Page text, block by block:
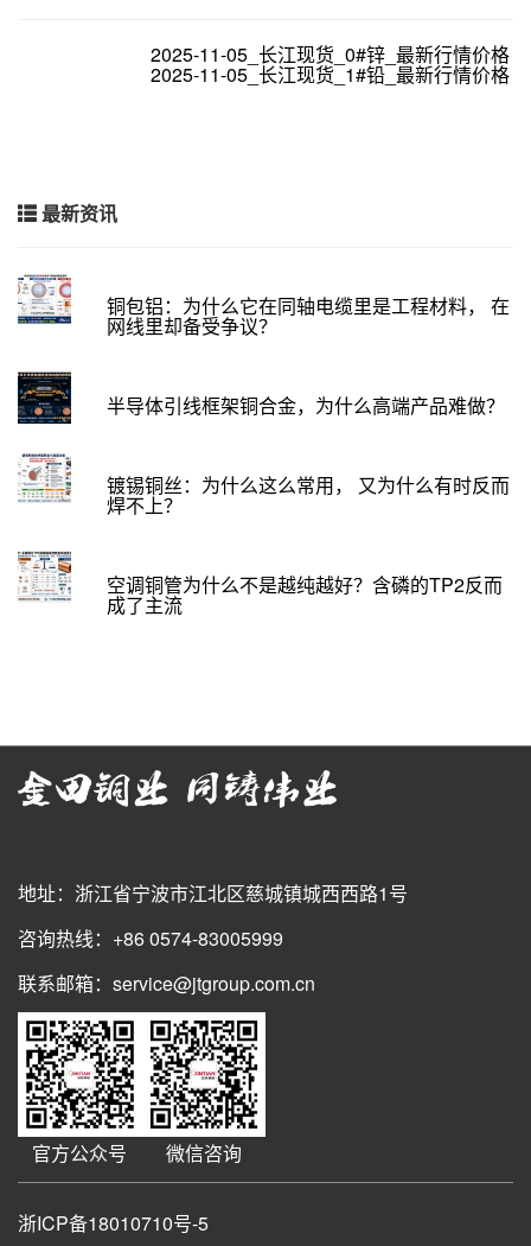
2025-11-05_长江现货_0#锌_最新行情价格
2025-11-05_长江现货_1#铅_最新行情价格
最新资讯
铜包铝：为什么它在同轴电缆里是工程材料， 在
网线里却备受争议？
半导体引线框架铜合金，为什么高端产品难做？
镀锡铜丝：为什么这么常用， 又为什么有时反而
焊不上？
空调铜管为什么不是越纯越好？含磷的TP2反而
成了主流
地址：浙江省宁波市江北区慈城镇城西西路1号
咨询热线：+86 0574-83005999
联系邮箱：service@jtgroup.com.cn
官方公众号 微信咨询
浙ICP备18010710号-5